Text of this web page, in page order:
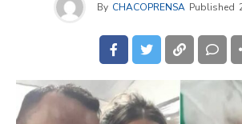
By CHACOPRENSA Published